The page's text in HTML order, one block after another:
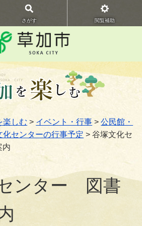
さがす 閲覧補助
楽しむ > イベント・行事 >公民館・
化センターの行事予定 > 谷塚文化セ
内
ンター 図書